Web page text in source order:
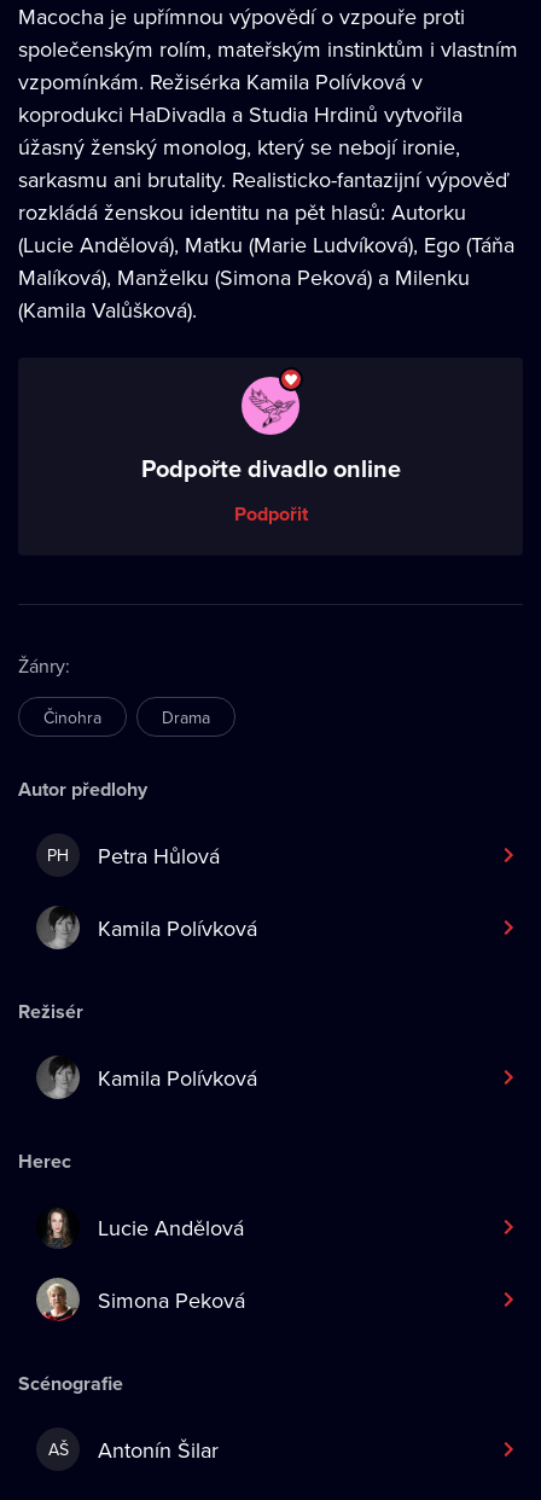
Macocha je upřímnou výpovědí o vzpouře proti
společenským rolím, mateřským instinktům i vlastním
vzpomínkám. Režisérka Kamila Polívková v
koprodukci HaDivadla a Studia Hrdinů vytvořila
úžasný ženský monolog, který se nebojí ironie,
sarkasmu ani brutality. Realisticko-fantazijní výpověď
rozkládá ženskou identitu na pět hlasů: Autorku
(Lucie Andělová), Matku (Marie Ludvíková), Ego (Táňa
Malíková), Manželku (Simona Peková) a Milenku
(Kamila Valůšková).
Podpořte divadlo online
Podpořit
Žánry:
Činohra Drama
Autor předlohy
PH Petra Hůlová
Kamila Polívková
Režisér
Kamila Polívková
Herec
Lucie Andělová
Simona Peková
Scénografie
AŠ Antonín Šilar